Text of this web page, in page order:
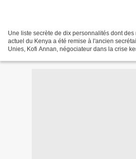
Une liste secrète de dix personnalités dont
actuel du Kenya a été remise à l'ancien
Unies, Kofi Annan, négociateur dans la crise